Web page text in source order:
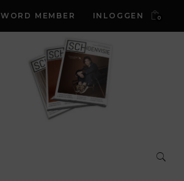
WORD MEMBER INLOGGEN 0